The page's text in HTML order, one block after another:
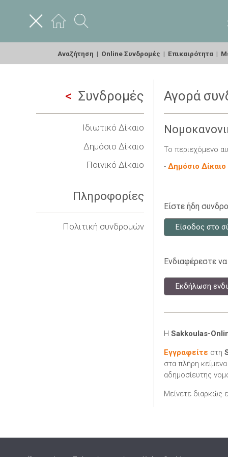
Αναζήτηση | Online Συνδρομές | Επικαιρότητα |
Συνδρομές
Ιδιωτικό Δίκαιο
Δημόσιο Δίκαιο
Ποινικό Δίκαιο
Πληροφορίες
Πολιτική συνδρομών
Αγορά
Το περιεχόμενο
- Δημόσιο Δίκαιο
Είστε ήδη
Είσοδος στο
Ενδιαφέρεστε
Εκδήλωση
Η Sakkoulas-
Εγγραφείτε στη
στα πλήρη
αδημοσίευτης
Μείνετε διαρκώς